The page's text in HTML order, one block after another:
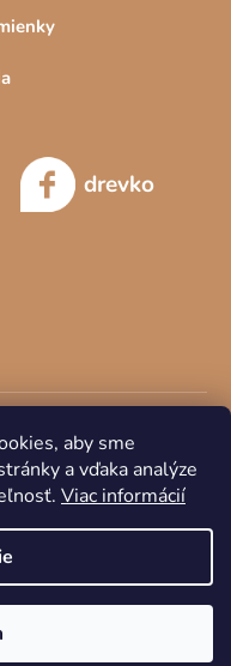
aby sme
a vďaka analýze
Viac informácií
drevko